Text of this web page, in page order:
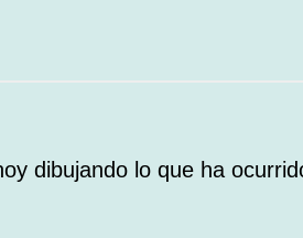
dibujando lo que ha